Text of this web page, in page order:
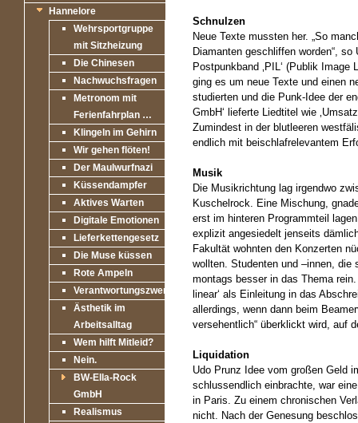
Hannelore
Wehrsportgruppe
mit Sitzheizung
Die Chinesen
Nachwuchsfragen
Metronom mit
Ferienfahrplan …
Klingeln im Gehirn
Wir gehen flöten!
Der Maulwurfnazi
Küssendampfer
Aktives Warten
Digitale Emotionen
Lieferkettengesetz
Die Muse küssen
Rote Ampeln
Verantwortungszwerge
Ästhetik im
Arbeitsalltag
Wem hilft Mitleid?
Nein.
BW-Ella-Rock
GmbH
Realismus
Schnulzen
Neue Texte mussten her. „So
Diamanten geschliffen worden“,
Postpunkband ‚PIL‘ (Publik
ging es um neue Texte und einen
studierten und die Punk-Idee der
GmbH‘ lieferte Liedtitel wie
Zumindest in der blutleeren
endlich mit beischlafrelevantem
Musik
Die Musikrichtung lag irgendwo
Kuschelrock. Eine Mischung,
erst im hinteren Programmteil
explizit angesiedelt jenseits
Fakultät wohnten den Konzerten
wollten. Studenten und –innen, die
montags besser in das Thema
linear‘ als Einleitung in das
allerdings, wenn dann beim
versehentlich“ überklickt wird, auf
Liquidation
Udo Prunz Idee vom großen Geld
schlussendlich einbrachte, war
in Paris. Zu einem chronischen
nicht. Nach der Genesung